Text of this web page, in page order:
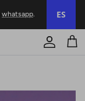
whatsapp. ES
Cuenta